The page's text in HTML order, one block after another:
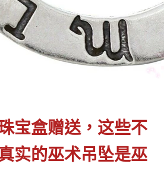
宝盒赠送，这些不
实的巫术吊坠是巫